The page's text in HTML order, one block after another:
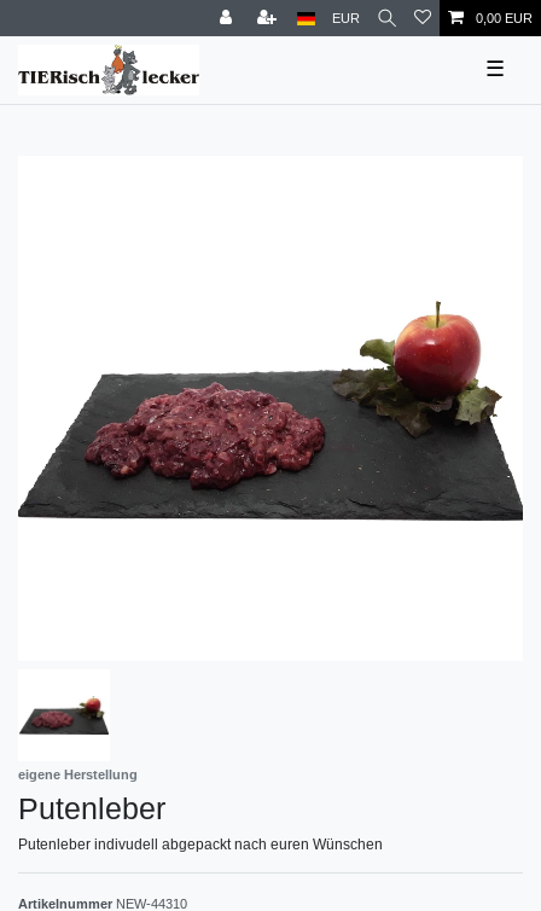
EUR 0,00 EUR
☰
eigene Herstellung
Putenleber
Putenleber indivudell abgepackt nach euren Wünschen
Artikelnummer NEW-44310